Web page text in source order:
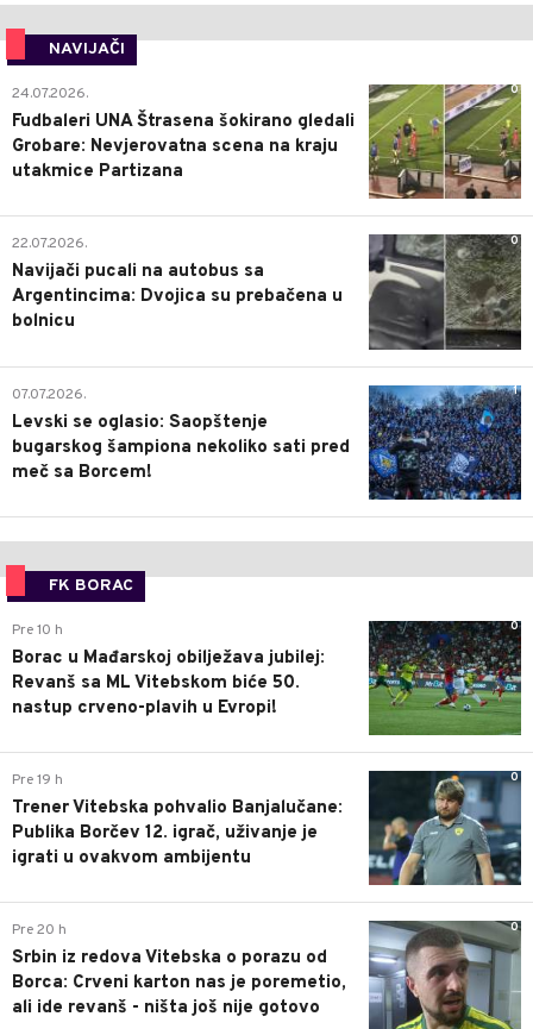
NAVIJAČI
0
24.07.2026.
Fudbaleri UNA Štrasena šokirano gledali
Grobare: Nevjerovatna scena na kraju
utakmice Partizana
0
22.07.2026.
Navijači pucali na autobus sa
Argentincima: Dvojica su prebačena u
bolnicu
1
07.07.2026.
Levski se oglasio: Saopštenje
bugarskog šampiona nekoliko sati pred
meč sa Borcem!
FK BORAC
0
Pre 10 h
Borac u Mađarskoj obilježava jubilej:
Revanš sa ML Vitebskom biće 50.
nastup crveno-plavih u Evropi!
0
Pre 19 h
Trener Vitebska pohvalio Banjalučane:
Publika Borčev 12. igrač, uživanje je
igrati u ovakvom ambijentu
0
Pre 20 h
Srbin iz redova Vitebska o porazu od
Borca: Crveni karton nas je poremetio,
ali ide revanš - ništa još nije gotovo